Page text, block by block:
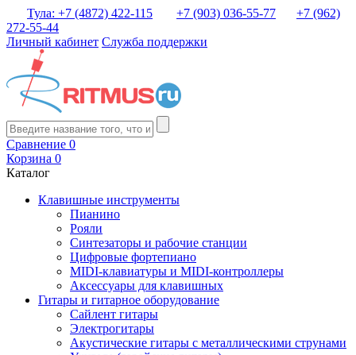
Тула: +7 (4872) 422-115 +7 (903) 036-55-77
+7 (962)
272-55-44
Личный кабинет Служба поддержки
Сравнение 0
Корзина 0
Каталог
Клавишные инструменты
Пианино
Рояли
Синтезаторы и рабочие станции
Цифровые фортепиано
MIDI-клавиатуры и MIDI-контроллеры
Аксессуары для клавишных
Гитары и гитарное оборудование
Сайлент гитары
Электрогитары
Акустические гитары с металлическими струнами